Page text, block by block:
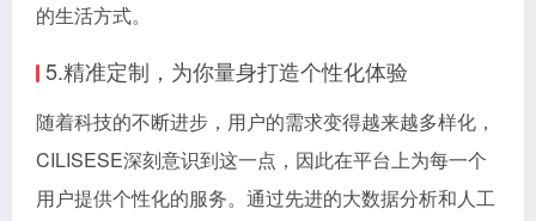
的生活方式。
5.精准定制，为你量身打造个性化体验
随着科技的不断进步，用户的需求变得越来越多样化，
CILISESE深刻意识到这一点，因此在平台上为每一个
用户提供个性化的服务。通过先进的大数据分析和人工